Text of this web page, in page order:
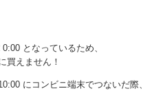
となっているため、
買えません！
にコンビニ端末でつないだ際、